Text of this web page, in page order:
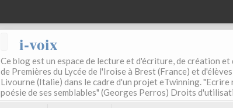
i-voix
Ce blog est un espace de lecture et d'écriture, de création
de Premières du Lycée de l'Iroise à Brest (France) et
Livourne (Italie) dans le cadre d'un projet eTwinning.
poésie de ses semblables" (Georges Perros) Droits